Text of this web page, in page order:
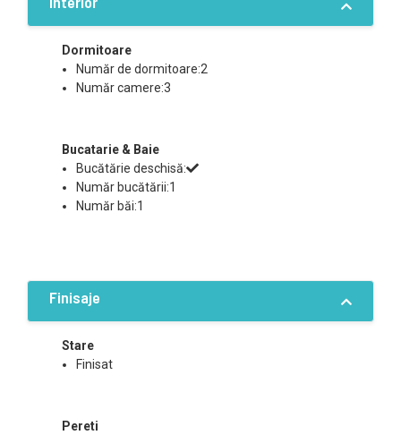
Dormitoare
Număr de dormitoare:2
Număr camere:3
Bucatarie & Baie
Bucătărie deschisă:
Număr bucătării:1
Număr băi:1
Finisaje
Stare
Finisat
Pereti